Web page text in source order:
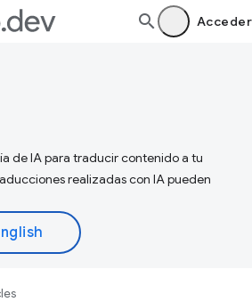
Acceder
de IA para traducir contenido a tu
realizadas con IA pueden